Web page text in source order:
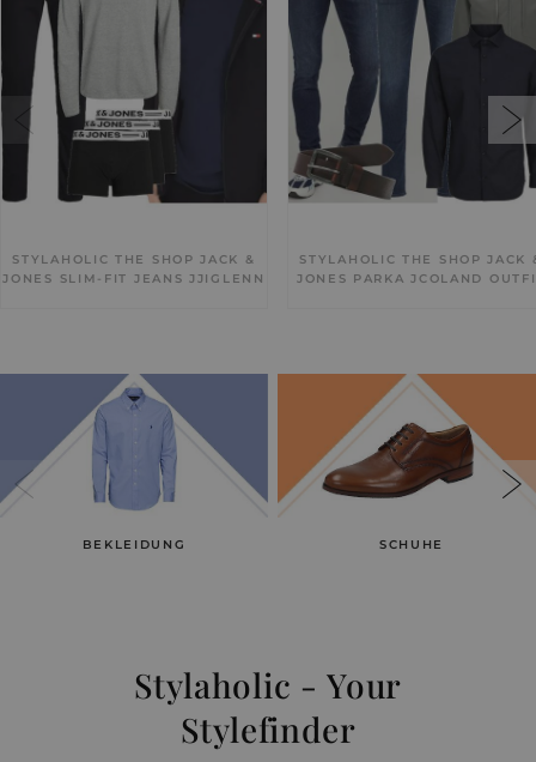
STYLAHOLIC THE SHOP JACK &
JONES SLIM-FIT JEANS JJIGLENN
STYLAHOLIC THE SHOP JACK
JONES PARKA JCOLAND
BEKLEIDUNG SCHUHE
Stylaholic - Your
Stylefinder